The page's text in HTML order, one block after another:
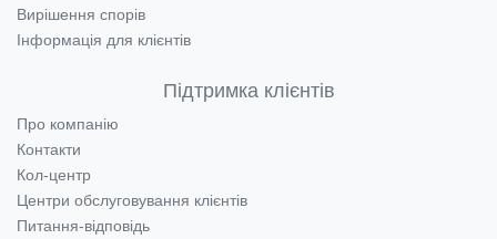
Вирішення спорів
Інформація для клієнтів
Підтримка клієнтів
Про компанію
Контакти
Кол-центр
Центри обслуговування клієнтів
Питання-відповідь